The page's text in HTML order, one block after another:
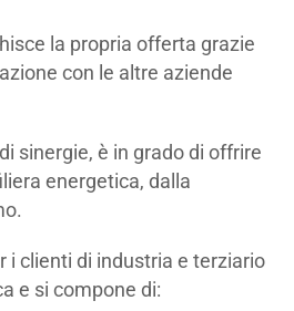
la propria offerta grazie
con le altre aziende
sinergie, è in grado di offrire
energetica, dalla
i clienti di industria e terziario
e si compone di: